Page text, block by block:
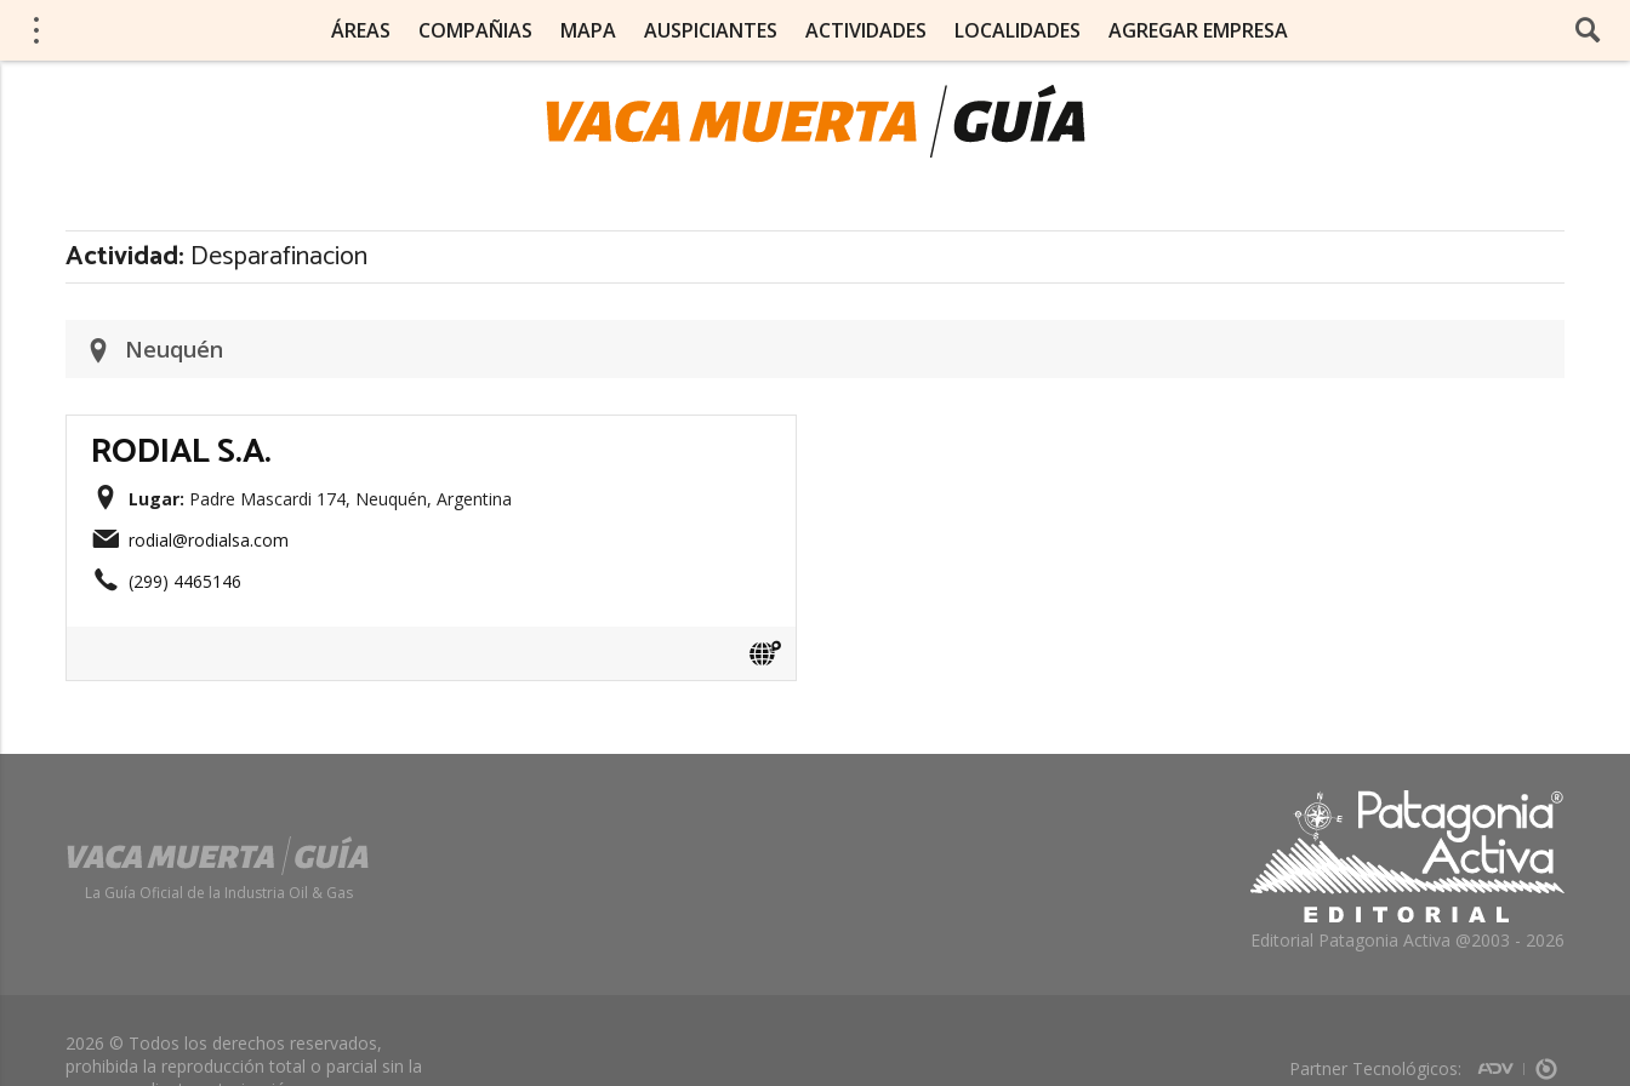
ÁREAS COMPAÑIAS MAPA AUSPICIANTES ACTIVIDADES LOCALIDADES AGREGAR EMPRESA
Actividad: Desparafinacion
Neuquén
RODIAL S.A.
Lugar: Padre Mascardi 174, Neuquén, Argentina
rodial@rodialsa.com
(299) 4465146
La Guía Oficial de la Industria Oil & Gas
Editorial Patagonia Activa @2003 - 2026
2026 © Todos los derechos reservados,
prohibida la reproducción total o parcial sin la
Partner Tecnológicos: